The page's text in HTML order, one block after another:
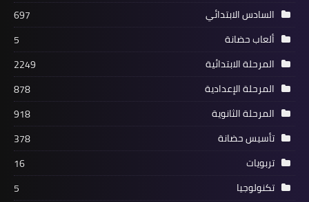
السادس الابتدائي
697
ألعاب حضانة
5
المرحلة الابتدائية
2249
المرحلة الإعدادية
878
المرحلة الثانوية
918
تأسيس حضانة
378
تربويات
16
تكنولوجيا
5